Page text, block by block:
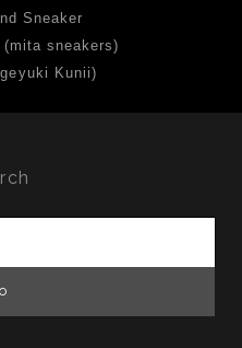
Sneaker
(mita sneakers)
Kunii)